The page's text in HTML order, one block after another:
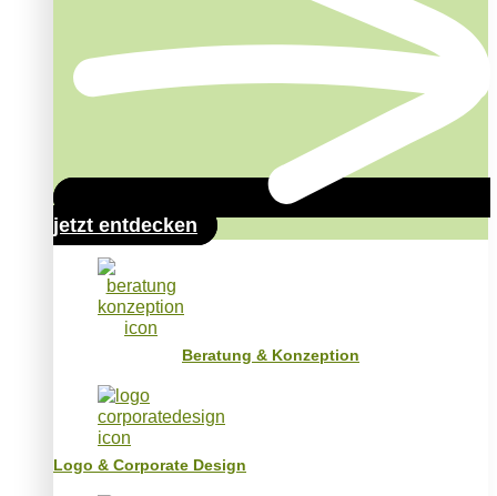
jetzt entdecken
Beratung & Konzeption
Logo & Corporate Design